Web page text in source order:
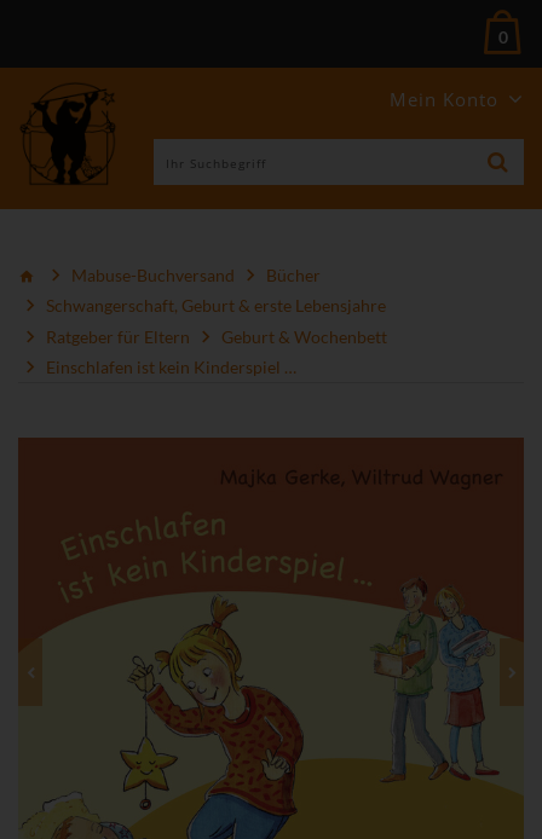
Mein Konto
0
Mabuse-Buchversand
Bücher
Schwangerschaft, Geburt & erste Lebensjahre
Ratgeber für Eltern
Geburt & Wochenbett
Einschlafen ist kein Kinderspiel …